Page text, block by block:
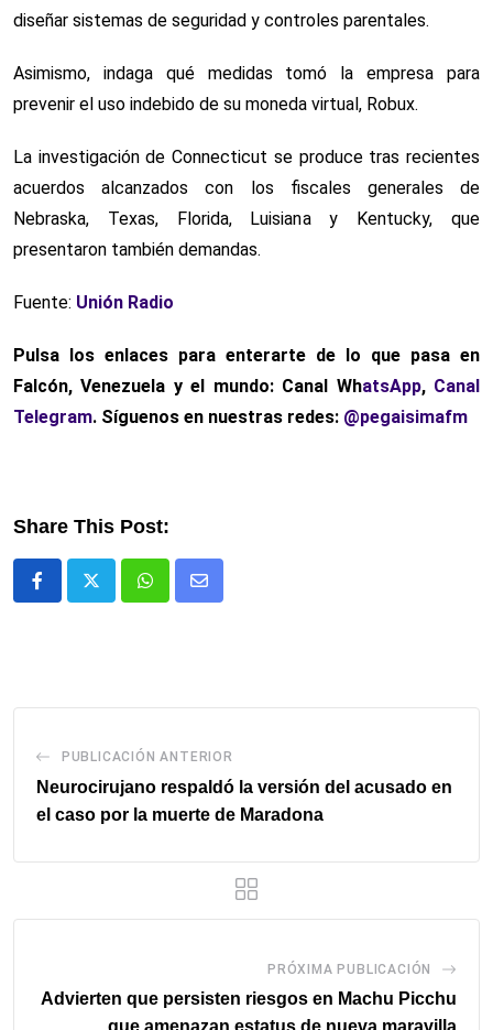
diseñar sistemas de seguridad y controles parentales.
Asimismo, indaga qué medidas tomó la empresa para
prevenir el uso indebido de su moneda virtual, Robux.
La investigación de Connecticut se produce tras recientes
acuerdos alcanzados con los fiscales generales de
Nebraska, Texas, Florida, Luisiana y Kentucky, que
presentaron también demandas.
Fuente: Unión Radio
Pulsa los enlaces para enterarte de lo que pasa en
Falcón, Venezuela y el mundo: Canal WhatsApp, Canal
Telegram. Síguenos en nuestras redes: @pegaisimafm
Share This Post:
WhatsappComparte
PUBLICACIÓN ANTERIOR
Neurocirujano respaldó la versión del acusado en
el caso por la muerte de Maradona
PRÓXIMA PUBLICACIÓN
Advierten que persisten riesgos en Machu Picchu
que amenazan estatus de nueva maravilla